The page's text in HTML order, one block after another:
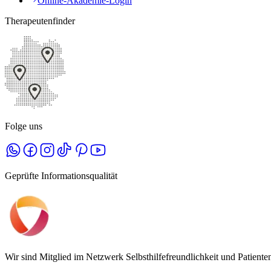
Therapeutenfinder
Folge uns
Geprüfte Informationsqualität
Wir sind Mitglied im Netzwerk Selbsthilfefreundlichkeit und